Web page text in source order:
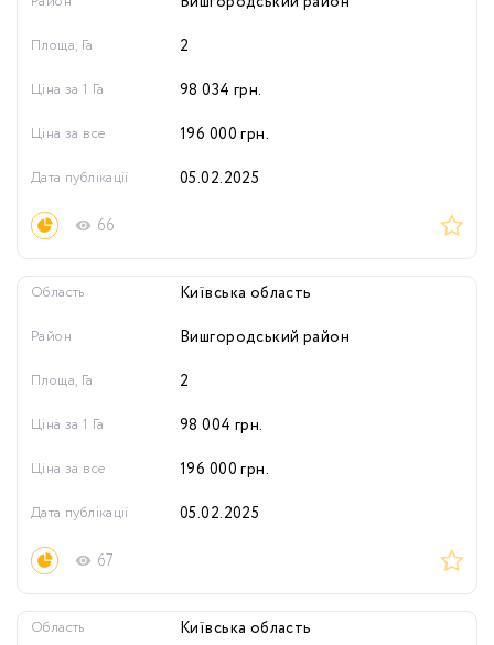
Площа, Га 2
Ціна за 1 Га 98 034 грн.
Ціна за все 196 000 грн.
66
Дата публікації 05.02.2025
Область Київська область
Район Вишгородський район
Площа, Га 2
Ціна за 1 Га 98 004 грн.
Ціна за все 196 000 грн.
67
Дата публікації 05.02.2025
Область Київська область